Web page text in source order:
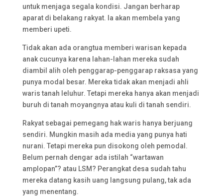
untuk menjaga segala kondisi. Jangan berharap
aparat di belakang rakyat. Ia akan membela yang
memberi upeti.
Tidak akan ada orangtua memberi warisan kepada
anak cucunya karena lahan-lahan mereka sudah
diambil alih oleh penggarap-penggarap raksasa yang
punya modal besar. Mereka tidak akan menjadi ahli
waris tanah leluhur. Tetapi mereka hanya akan menjadi
buruh di tanah moyangnya atau kuli di tanah sendiri.
Rakyat sebagai pemegang hak waris hanya berjuang
sendiri. Mungkin masih ada media yang punya hati
nurani. Tetapi mereka pun disokong oleh pemodal.
Belum pernah dengar ada istilah “wartawan
amplopan”? atau LSM? Perangkat desa sudah tahu
mereka datang kasih uang langsung pulang, tak ada
yang menentang.